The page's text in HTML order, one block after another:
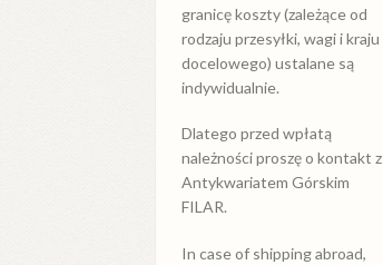
granicękoszty (zależące od
rodzaju przesyłki, wagi i kraju
docelowego) ustalane są
indywidualnie.
Dlatego przed wpłatą
należności proszę o kontakt z
Antykwariatem Górskim
FILAR.
In case of shipping abroad,